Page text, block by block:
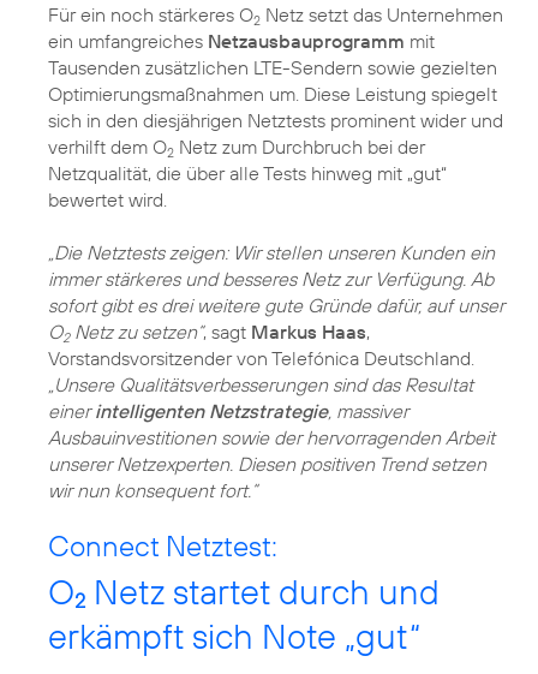
Für ein noch stärkeres O2 Netz setzt das Unternehmen
ein umfangreiches Netzausbauprogramm mit
Tausenden zusätzlichen LTE-Sendern sowie gezielten
Optimierungsmaßnahmen um. Diese Leistung spiegelt
sich in den diesjährigen Netztests prominent wider und
verhilft dem O2 Netz zum Durchbruch bei der
Netzqualität, die über alle Tests hinweg mit „gut“
bewertet wird.
„Die Netztests zeigen: Wir stellen unseren Kunden ein
immer stärkeres und besseres Netz zur Verfügung. Ab
sofort gibt es drei weitere gute Gründe dafür, auf unser
O2Netz zu setzen“, sagt Markus Haas,
Vorstandsvorsitzender von Telefónica Deutschland.
„Unsere Qualitätsverbesserungen sind das Resultat
einerintelligenten Netzstrategie, massiver
Ausbauinvestitionen sowie der hervorragenden Arbeit
unserer Netzexperten. Diesen positiven Trend setzen
wir nun konsequent fort.“
Connect Netztest:
O2 Netz startet durch und
erkämpft sich Note „gut“